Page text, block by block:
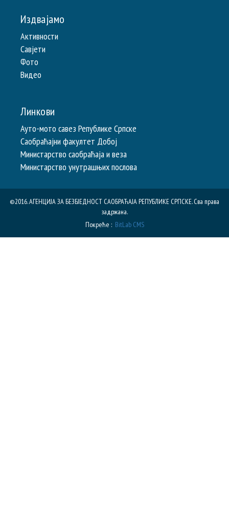
Издвајамо
Активности
Савјети
Фото
Видео
Линкови
Ауто-мото савез Републике Српске
Саобраћајни факултет Добој
Министарство саобраћаја и веза
Министарство унутрашњих послова
©2016. АГЕНЦИЈА ЗА БЕЗБЈЕДНОСТ САОБРАЋАЈА РЕПУБЛИКE СРПСКЕ. Сва права
задржана.
Покреће : BitLab CMS